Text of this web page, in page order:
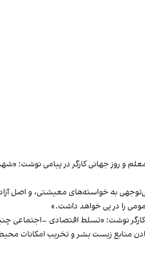
و روز جهانی کارگر در پیامی نوشت:
به خواسته‌های معیشتی، و اصل آزادی
را در پی خواهد داشت.»
کارگر نوشت: «تسلط اقتصادی –اجتماعی
منابع زیست بشر و تخریب امکانات